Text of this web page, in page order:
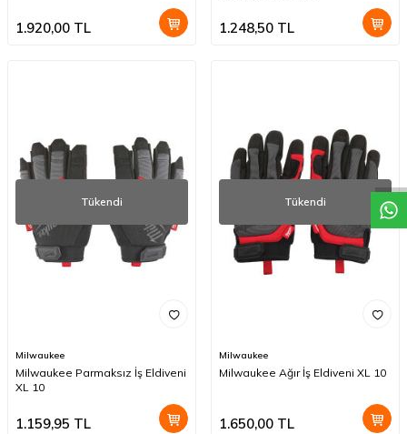
WhatappDesteHatt
1.920,00 TL 1.248,50 TL
Tükendi
Milwaukee
Milwaukee Parmaksız İş Eldiveni
XL 10
1.159,95 TL
Tükendi
Milwaukee
Milwaukee Ağır İş Eldiveni XL 10
1.650,00 TL